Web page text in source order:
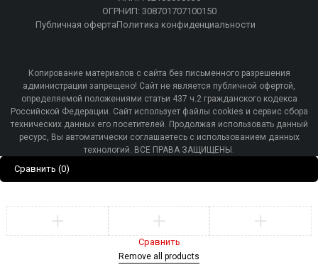
ОГРНИП: 308701707100150
Публичная офертаПолитика конфиденциальности
Копирование материалов с сайта без письменного разрешения
администрации запрещено! Сайт не является публичной офертой,
определяемой положениями статьи 437 ч.2 гражданского кодекса
Российской Федерации. Сайт использует файлы cookies и сервис сбора
технических данных его посетителей. Продолжая использовать данный
ресурс, Вы автоматически соглашаетесь с использованием данных
технологий. ВСЕ ПРАВА ЗАЩИЩЕНЫ.
Сравнить (0)
Сравнить
Remove all products